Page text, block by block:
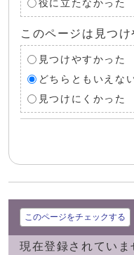
役に立たなかった
このページは見つ
見つけやすかった
どちらともいえな
見つけにくかった
このページをチェックする
現在登録されていま